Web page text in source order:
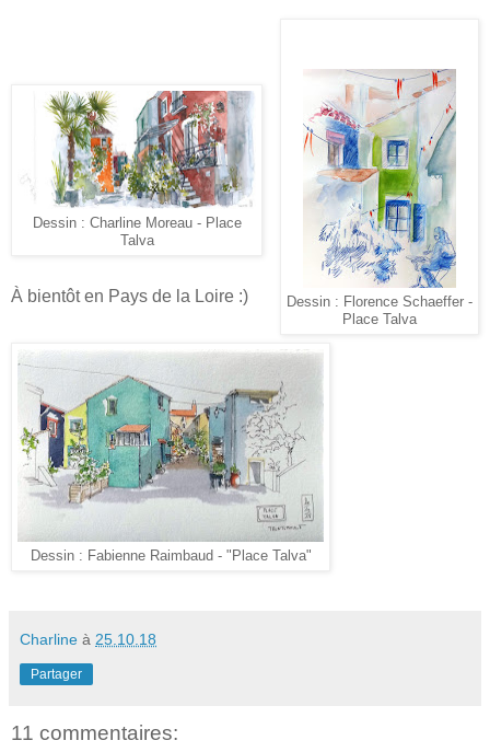
Dessin : Florence Schaeffer -
Place Talva
Dessin : Fabienne Raimbaud - "Place Talva"
Dessin : Charline Moreau - Place
Talva
À bientôt en Pays de la Loire :)
Charline à 25.10.18
Partager
11 commentaires: